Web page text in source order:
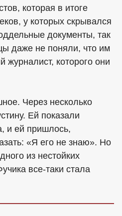
которая в итоге
у которых скрывался
документы, так
даже не поняли, что им
журналист, которого они
Через несколько
Ей показали
и ей пришлось,
«Я его не знаю». Но
из нестойких
все-таки стала